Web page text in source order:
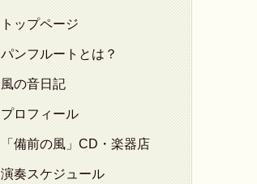
トップページ
パンフルートとは？
風の音日記
プロフィール
「備前の風」CD・楽器店
演奏スケジュール